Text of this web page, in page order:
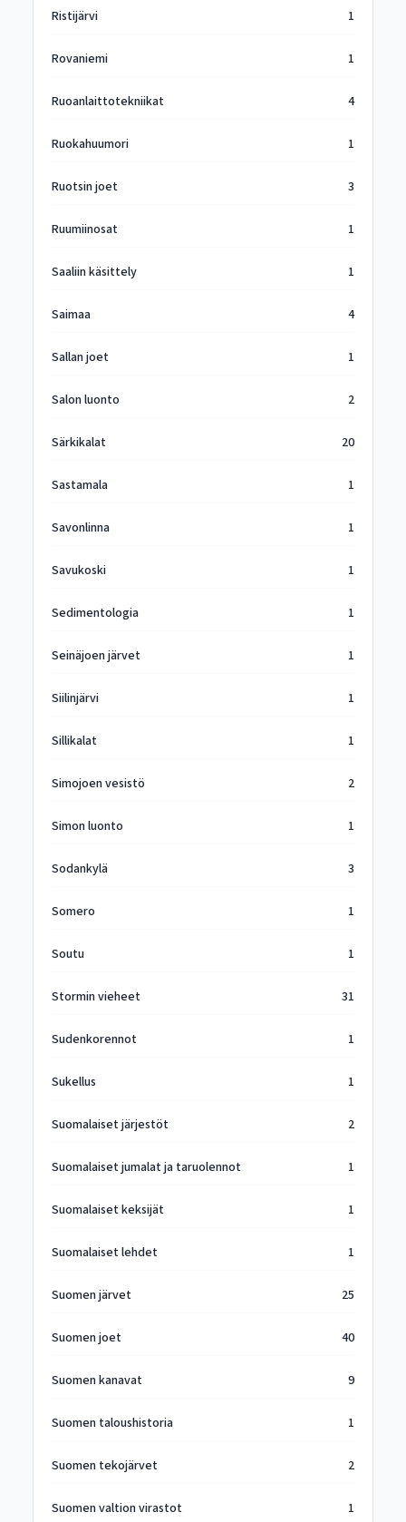
Ristijärvi 1
Rovaniemi 1
Ruoanlaittotekniikat 4
Ruokahuumori 1
Ruotsin joet 3
Ruumiinosat 1
Saaliin käsittely 1
Saimaa 4
Sallan joet 1
Salon luonto 2
Särkikalat 20
Sastamala 1
Savonlinna 1
Savukoski 1
Sedimentologia 1
Seinäjoen järvet 1
Siilinjärvi 1
Sillikalat 1
Simojoen vesistö 2
Simon luonto 1
Sodankylä 3
Somero 1
Soutu 1
Stormin vieheet 31
Sudenkorennot 1
Sukellus 1
Suomalaiset järjestöt 2
Suomalaiset jumalat ja taruolennot 1
Suomalaiset keksijät 1
Suomalaiset lehdet 1
Suomen järvet 25
Suomen joet 40
Suomen kanavat 9
Suomen taloushistoria 1
Suomen tekojärvet 2
Suomen valtion virastot 1